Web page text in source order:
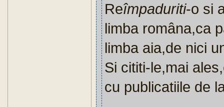
Reîmpaduriti-o si
limba româna,ca
limba aia,de nici
Si cititi-le,mai
cu publicatiile de